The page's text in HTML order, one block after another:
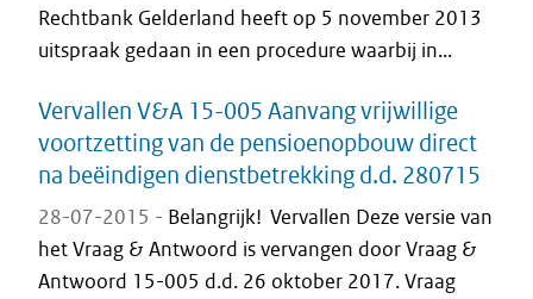
Rechtbank Gelderland heeft op 5 november 2013
uitspraak gedaan in een procedure waarbij in...
Vervallen V&A 15-005 Aanvang vrijwillige
voortzetting van de pensioenopbouw direct
na beëindigen dienstbetrekking d.d. 280715
28-07-2015 - Belangrijk! Vervallen Deze versie van
het Vraag & Antwoord is vervangen door Vraag &
Antwoord 15-005 d.d. 26 oktober 2017. Vraag